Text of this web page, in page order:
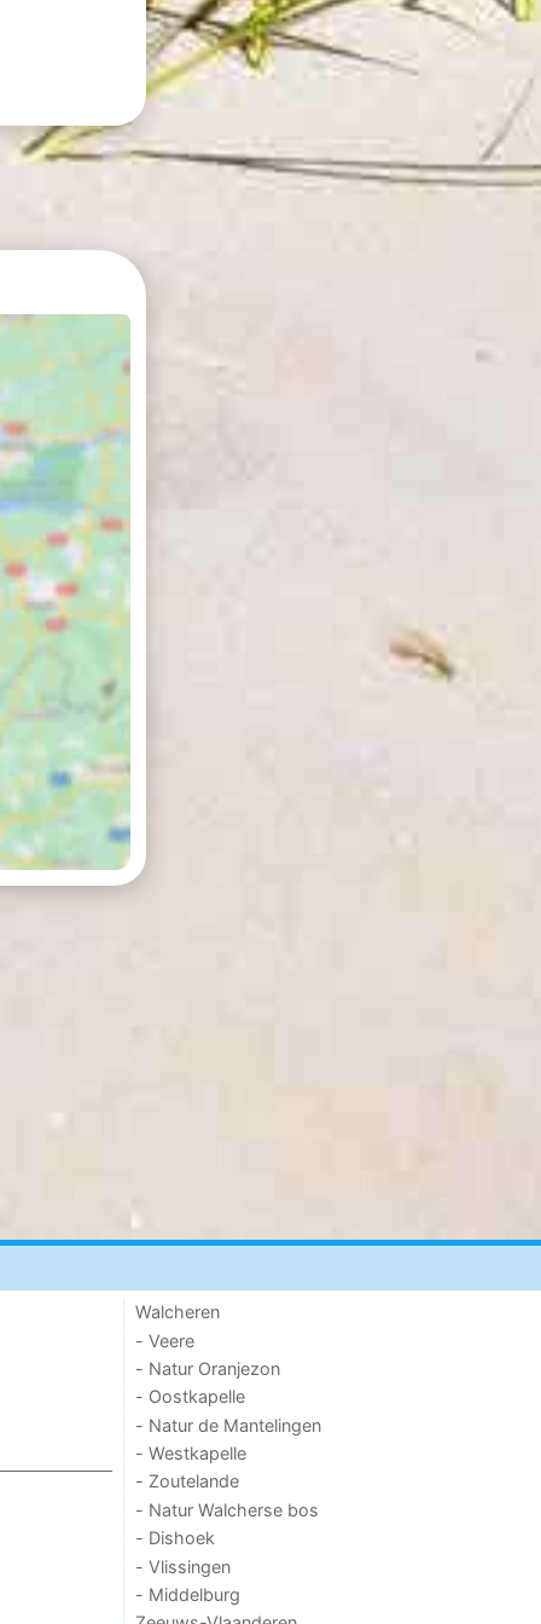
Walcheren
- Veere
- Natur Oranjezon
- Oostkapelle
- Natur de Mantelingen
- Westkapelle
- Zoutelande
- Natur Walcherse bos
- Dishoek
- Vlissingen
- Middelburg